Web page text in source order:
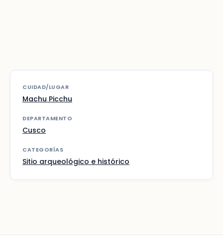
CUIDAD/LUGAR
Machu Picchu
DEPARTAMENTO
Cusco
CATEGORÍAS
Sitio arqueológico e histórico